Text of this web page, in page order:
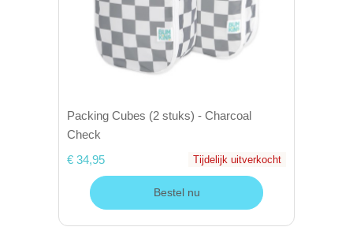
Packing Cubes (2 stuks) - Charcoal
Check
€ 34,95
Tijdelijk uitverkocht
Bestel nu